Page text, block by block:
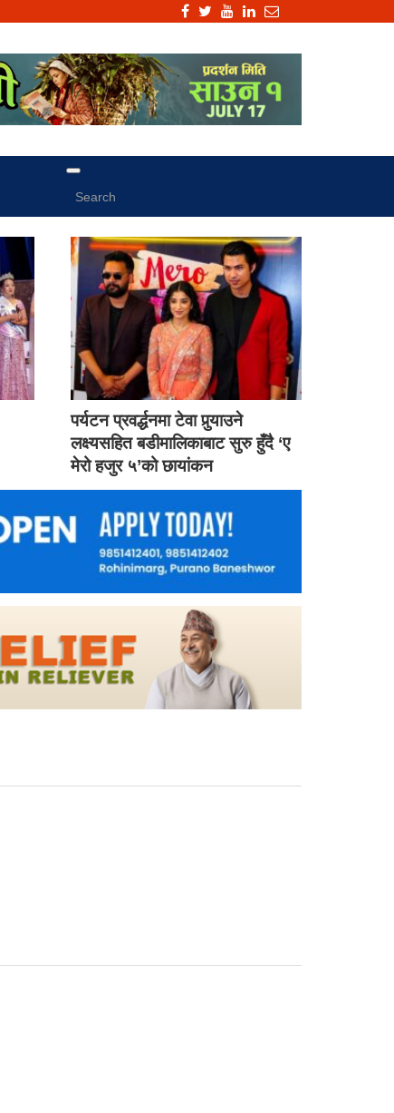
पर्यटन प्रवर्द्धनमा टेवा पुर्‍याउने
लक्ष्यसहित बडीमालिकाबाट सुरु हुँदै ‘ए
मेरो हजुर ५’को छायांकन